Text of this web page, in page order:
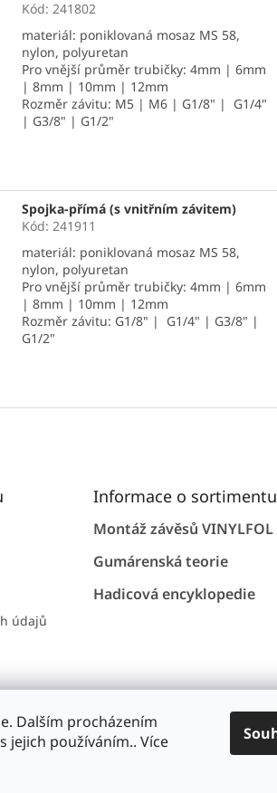
Dalším procházením
jejich používáním.. Více
Kód: 241802
materiál: poniklovaná mosaz MS 58,
nylon, polyuretan
Pro vnější průměr trubičky: 4mm | 6mm
| 8mm | 10mm | 12mm
Rozměr závitu: M5 | M6 | G1/8" | G1/4"
| G3/8" | G1/2"
Spojka-přímá (s vnitřním závitem)
Kód: 241911
materiál: poniklovaná mosaz MS 58,
nylon, polyuretan
Pro vnější průměr trubičky: 4mm | 6mm
| 8mm | 10mm | 12mm
Rozměr závitu: G1/8" | G1/4" | G3/8" |
G1/2"
v
c
p
v
y
s
údajů
Informace o sortimentu
Montáž závěsů VINYLFOL
Gumárenská teorie
Hadicová encyklopedie